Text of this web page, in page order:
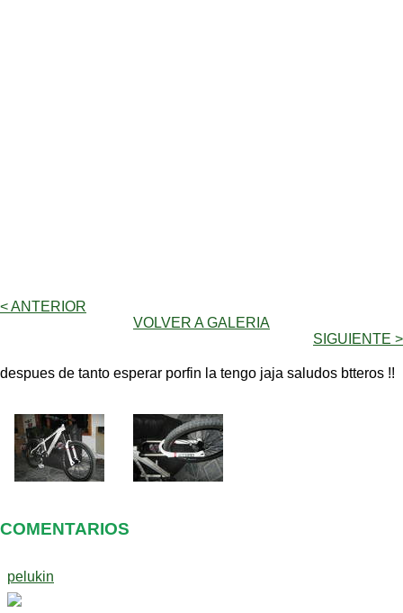
< ANTERIOR
VOLVER A GALERIA
SIGUIENTE >
despues de tanto esperar porfin la tengo jaja saludos btteros !!
COMENTARIOS
pelukin